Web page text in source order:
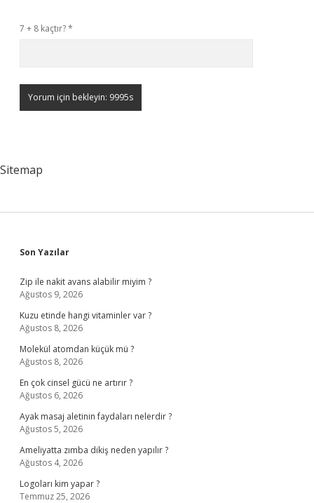
7 + 8 kaçtır?*
Sitemap
Sidebar
Son Yazılar
Zip ile nakit avans alabilir miyim ?
Ağustos 9, 2026
Kuzu etinde hangi vitaminler var ?
Ağustos 8, 2026
Molekül atomdan küçük mü ?
Ağustos 8, 2026
En çok cinsel gücü ne artırır ?
Ağustos 6, 2026
Ayak masaj aletinin faydaları nelerdir ?
Ağustos 5, 2026
Ameliyatta zımba dikiş neden yapılır ?
Ağustos 4, 2026
Logoları kim yapar ?
Temmuz 25, 2026